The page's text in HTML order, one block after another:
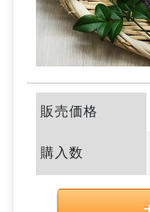
販売価格
購入数